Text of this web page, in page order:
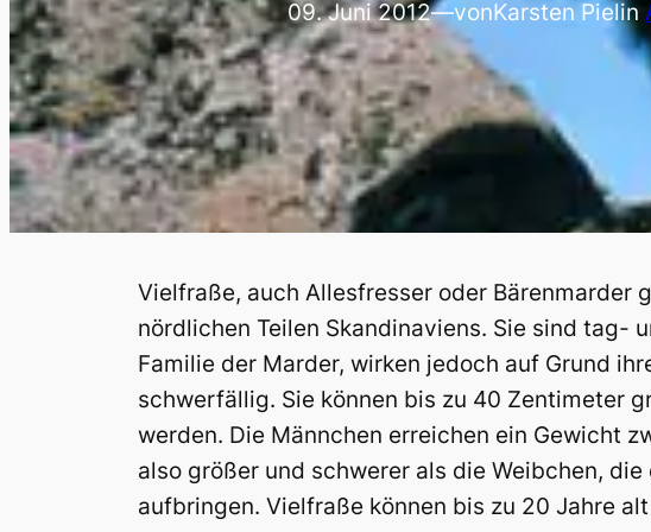
09. Juni 2012—vonKarsten Pielin
Vielfraße, auch Allesfresser oder Bärenmarder
nördlichen Teilen Skandinaviens. Sie sind tag-
Familie der Marder, wirken jedoch auf Grund
schwerfällig. Sie können bis zu 40 Zentimeter
werden. Die Männchen erreichen ein Gewicht
also größer und schwerer als die Weibchen,
aufbringen. Vielfraße können bis zu 20 Jahre